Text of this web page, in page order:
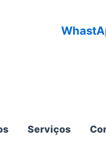
Serviços